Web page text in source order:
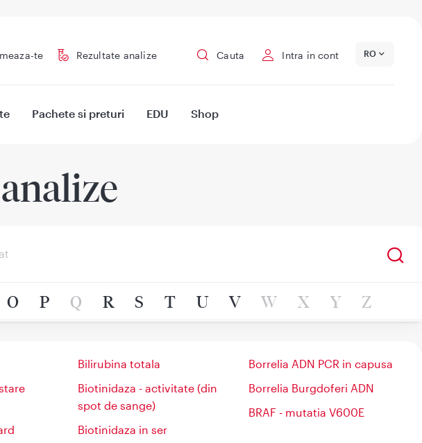
te Rezultate analize Cauta Intra in cont RO
Pachete si preturi EDU Shop
O P Q R S T U V W X Y Z
Bilirubina totala
Biotinidaza - activitate (din
spot de sange)
Biotinidaza in ser
Borrelia ADN PCR in capusa
Borrelia Burgdoferi ADN
BRAF - mutatia V600E